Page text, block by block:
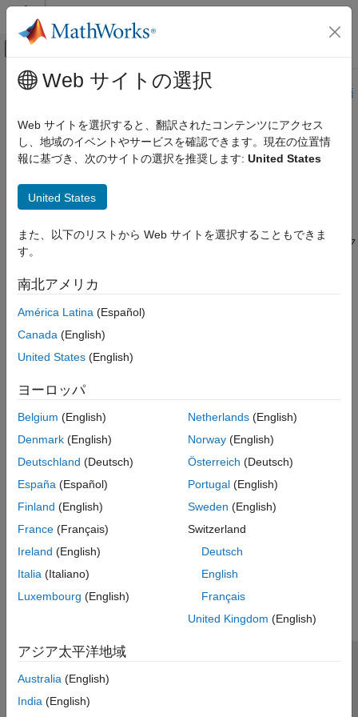
コンテンツへスキップ
オフキャンバス ナビゲーション メ
ドキュメンテーションのホーム
Instrument Control Toolbox
インターフェースベースの機器通信
カテゴリ
インターフェースベースの通信
Bluetooth コミュニケーション
I2C通信
TCP/IP インターフェース
GPIB インターフェース
VISAインターフェース
メインコンテンツ
このページは機械翻訳を使用して翻訳されました。最新版の英語
Bluetoothコミュニケーション
Bluetooth
Bluetooth デバイスとの通信のサポートが Instrument Control
ンターフェイスとそのオブジェクト プロパティおよびオブジェク
ト関数は、将来のリリースで削除される予定です。代わりに、
bluetooth
の関数およびプロパティを使用してください。
を使用できます。新しいインターフェースの詳細については、
MATLAB のBluetooth 通信
既存のコードを推奨機能に移行する方法の詳細については、
い。
トピック
bluetooth インターフェイスへのコードの遷移
Bluetoothの代わりに bluetoothを使用して Bluetooth デバイス
に接続する。
Web サイトの選択
Web サイトを選択すると、翻訳されたコンテンツにアクセス
し、地域のイベントやサービスを確認できます。現在の位置情
報に基づき、次のサイトの選択を推奨します: United States
United States
また、以下のリストから Web サイトを選択することもできま
す。
南北アメリカ
América Latina (Español)
Canada (English)
United States (English)
ヨーロッパ
Belgium (English)
Denmark (English)
Deutschland (Deutsch)
España (Español)
Finland (English)
France (Français)
Ireland (English)
Italia (Italiano)
Luxembourg (English)
Netherlands(English)
Norway(English)
Österreich (Deutsch)
Portugal(English)
Sweden (English)
Switzerland
Deutsch
English
Français
United Kingdom (English)
アジア太平洋地域
Australia (English)
India (English)